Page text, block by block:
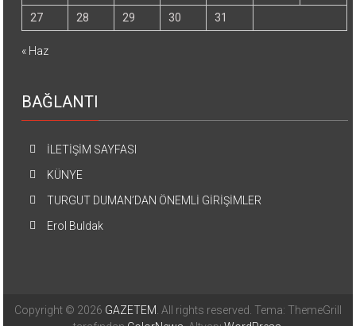
27
28 29 30 31
« Haz
BAĞLANTI
İLETİŞİM SAYFASI
KÜNYE
TURGUT DUMAN’DAN ÖNEMLİ GİRİŞİMLER
Erol Buldak
Copyright © 2026 GAZETEM . All rights reserved. Tema: ThemeGrill